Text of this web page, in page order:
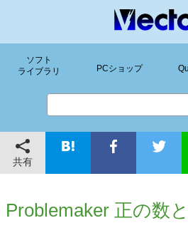
ソフト
ライブラリ
PCショップ
共有
Problemaker 正の数